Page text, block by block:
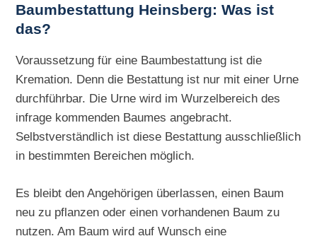
Baumbestattung Heinsberg: Was ist
das?
Voraussetzung für eine Baumbestattung ist die
Kremation. Denn die Bestattung ist nur mit einer Urne
durchführbar. Die Urne wird im Wurzelbereich des
infrage kommenden Baumes angebracht.
Selbstverständlich ist diese Bestattung ausschließlich
in bestimmten Bereichen möglich.
Es bleibt den Angehörigen überlassen, einen Baum
neu zu pflanzen oder einen vorhandenen Baum zu
nutzen. Am Baum wird auf Wunsch eine